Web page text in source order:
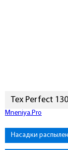
Tex Perfect
Mneniya.Pro
Насадки